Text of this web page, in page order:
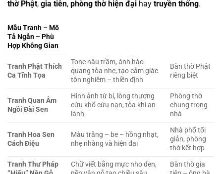
thờ Phật, gia tiên, phòng thờ hiện đại hay truyền thống.
Mẫu Tranh – Mô
Tả Ngắn – Phù
Hợp Không Gian
Tranh Phật Thích
Ca Tĩnh Tọa
Tone nâu trầm, ánh hào
quang tỏa nhẹ, tạo cảm giác
tôn nghiêm – thiền định
Bàn thờ Phật
riêng biệt
Tranh Quan Âm
Ngồi Đài Sen
Hình ảnh từ bi, lòng thương
cứu khổ cứu nạn, tỏa khí an
lành
Phòng thờ
chung trong
nhà
Tranh Hoa Sen
Cách Điệu
Màu trắng – be – hồng nhạt,
nhẹ nhàng và hiện đại
Nhà phố tối
giản, phòng
thờ kết hợp
Tranh Thư Pháp
Chữ viết bằng mực nho đen,
Bàn thờ gia